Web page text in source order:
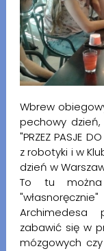
Wbrew
pechowy
"PRZEZ PASJE
z robotyki i w
dzień w
To tu
Archimedesa
zabawić się w
mózgowych